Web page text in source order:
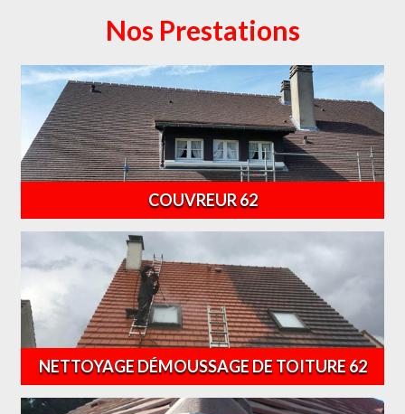
Nos Prestations
COUVREUR 62
NETTOYAGE DÉMOUSSAGE DE TOITURE 62